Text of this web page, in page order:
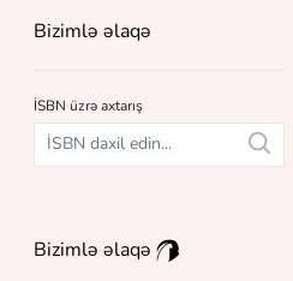
Bizimlə əlaqə
İSBN üzrə axtarış
Bizimlə əlaqə